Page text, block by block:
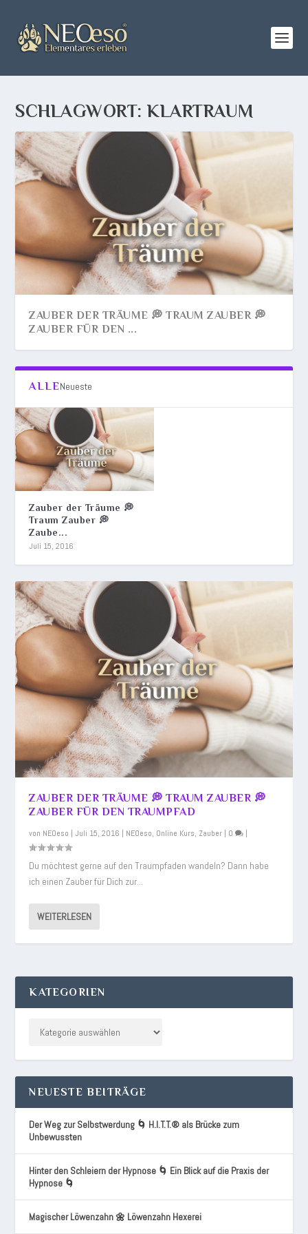
SCHLAGWORT:KLARTRAUM
ZAUBER DER TRÄUME 💭 TRAUM ZAUBER 💭
ZAUBER FÜR DEN ...
ALLENeueste
Zauber der Träume 💭
Traum Zauber 💭
Zaube...
Juli 15, 2016
ZAUBER DER TRÄUME 💭 TRAUM ZAUBER 💭
ZAUBER FÜR DEN TRAUMPFAD
von NEOeso |Juli 15, 2016 | NEOeso, Online Kurs, Zauber | 0 |
Du möchtest gerne auf den Traumpfaden wandeln? Dann habe
ich einen Zauber für Dich zur...
WEITERLESEN
KATEGORIEN
NEUESTE BEITRÄGE
Der Weg zur Selbstwerdung 🌀 H.I.T.T.® als Brücke zum
Unbewussten
Hinter den Schleiern der Hypnose 🌀 Ein Blick auf die Praxis der
Hypnose 🌀
Magischer Löwenzahn 🌼 Löwenzahn Hexerei